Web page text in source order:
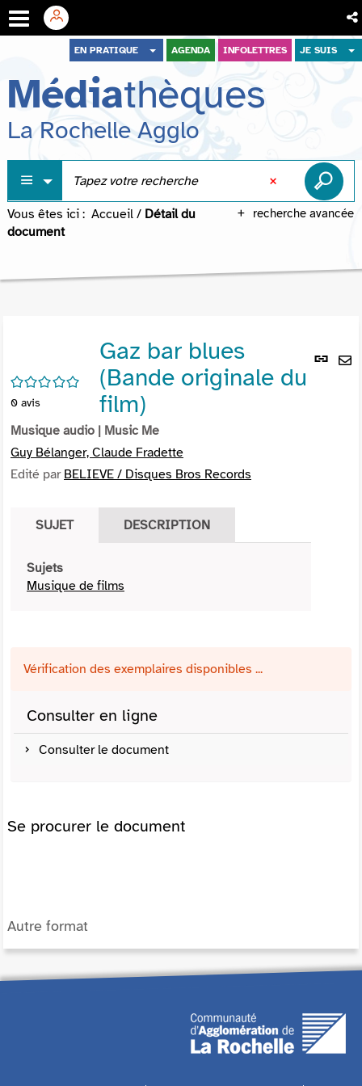
menu
contenu
recherche
EN PRATIQUE AGENDA INFOLETTRES JE SUIS
Médiathèques
La Rochelle Agglo
recherche avancée
Vous êtes ici : Accueil / Détail du
document
Lien
/5
0 avis
Gaz bar blues
(Bande originale du
film)
Musique audio | Music Me
Guy Bélanger, Claude Fradette
Edité par BELIEVE / Disques Bros Records
SUJET DESCRIPTION
Sujets
Musique de films
Vérification des exemplaires disponibles ...
Consulter en ligne
Consulter le document
Se procurer le document
Autre format